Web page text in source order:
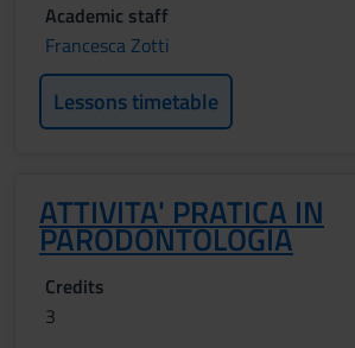
Academic staff
Francesca Zotti
Lessons timetable
ATTIVITA' PRATICA IN
PARODONTOLOGIA
Credits
3